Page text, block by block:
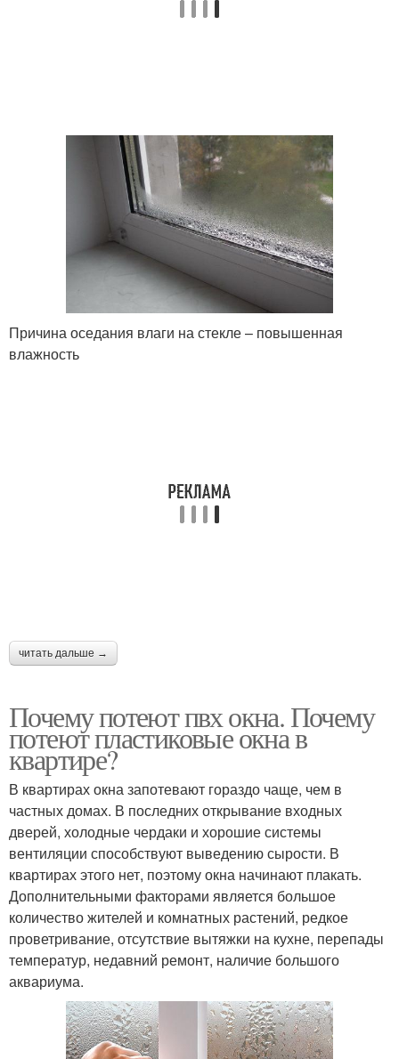
Причина оседания влаги на стекле – повышенная
влажность
читать дальше →
Почему потеют пвх окна. Почему
потеют пластиковые окна в
квартире?
В квартирах окна запотевают гораздо чаще, чем в
частных домах. В последних открывание входных
дверей, холодные чердаки и хорошие системы
вентиляции способствуют выведению сырости. В
квартирах этого нет, поэтому окна начинают плакать.
Дополнительными факторами является большое
количество жителей и комнатных растений, редкое
проветривание, отсутствие вытяжки на кухне, перепады
температур, недавний ремонт, наличие большого
аквариума.